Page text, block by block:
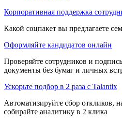
Корпоративная поддержка
Какой соцпакет вы предлагаете
Оформляйте кандидатов онлайн
Проверяйте сотрудников и
документы без бумаг и личных
Ускорьте подбор в 2 раза с Talantix
Автоматизируйте сбор откликов,
собирайте аналитику в 2 клика